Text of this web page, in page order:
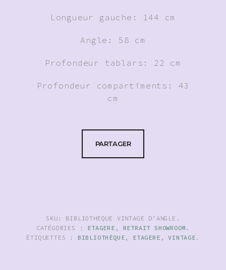
Longueur gauche: 144 cm
Angle: 58 cm
Profondeur tablars: 22 cm
Profondeur compartiments: 43
cm
PARTAGER
SKU: BIBLIOTHEQUE VINTAGE D'ANGLE .
CATÉGORIES : ETAGERE , RETRAIT SHOWROOM .
ÉTIQUETTES : BIBLIOTHÈQUE , ETAGERE ,VINTAGE .